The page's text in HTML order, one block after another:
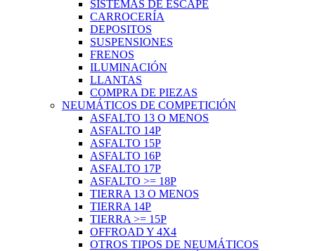
SISTEMAS DE ESCAPE
CARROCERÍA
DEPOSITOS
SUSPENSIONES
FRENOS
ILUMINACIÓN
LLANTAS
COMPRA DE PIEZAS
NEUMÁTICOS DE COMPETICIÓN
ASFALTO 13 O MENOS
ASFALTO 14P
ASFALTO 15P
ASFALTO 16P
ASFALTO 17P
ASFALTO >= 18P
TIERRA 13 O MENOS
TIERRA 14P
TIERRA >= 15P
OFFROAD Y 4X4
OTROS TIPOS DE NEUMÁTICOS